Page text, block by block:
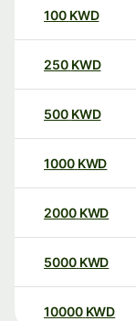
100 KWD
250 KWD
500 KWD
1000 KWD
2000 KWD
5000 KWD
10000 KWD